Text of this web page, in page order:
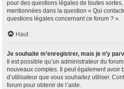
pour des questions légales de toutes
mentionnées dans la question « Qui
questions légales concernant ce forum ? ».
Haut
Je souhaite m’enregistrer, mais je n’y
Il est possible qu’un administrateur du
nouveaux comptes. Il peut également avoir
d’utilisateur que vous souhaitez utiliser.
forum pour obtenir de l’aide.